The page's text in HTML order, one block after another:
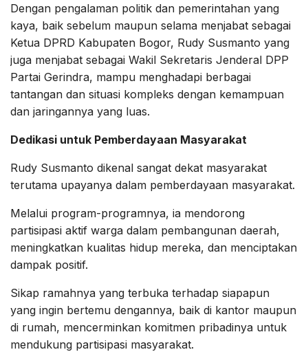
Dengan pengalaman politik dan pemerintahan yang
kaya, baik sebelum maupun selama menjabat sebagai
Ketua DPRD Kabupaten Bogor, Rudy Susmanto yang
juga menjabat sebagai Wakil Sekretaris Jenderal DPP
Partai Gerindra, mampu menghadapi berbagai
tantangan dan situasi kompleks dengan kemampuan
dan jaringannya yang luas.
Dedikasi untuk Pemberdayaan Masyarakat
Rudy Susmanto dikenal sangat dekat masyarakat
terutama upayanya dalam pemberdayaan masyarakat.
Melalui program-programnya, ia mendorong
partisipasi aktif warga dalam pembangunan daerah,
meningkatkan kualitas hidup mereka, dan menciptakan
dampak positif.
Sikap ramahnya yang terbuka terhadap siapapun
yang ingin bertemu dengannya, baik di kantor maupun
di rumah, mencerminkan komitmen pribadinya untuk
mendukung partisipasi masyarakat.